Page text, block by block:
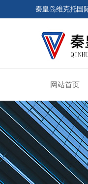
秦皇岛维克托国
网站首页